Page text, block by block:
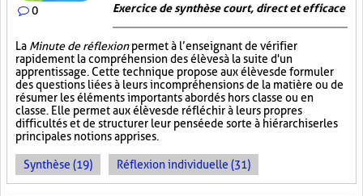
0 Exercice de synthèse court, direct et efficace
La Minute de réflexionpermet à l’enseignant de vérifier
rapidement la compréhension des élèves à la suite d'un
apprentissage. Cette technique propose aux élèves de formuler
des questions liées à leurs incompréhensions de la matière ou de
résumer les éléments importants abordés hors classe ou en
classe. Elle permet aux élèves de réfléchir à leurs propres
difficultés et de structurer leur pensée de sorte à hiérarchiser les
principales notions apprises.
Synthèse (19) Réflexion individuelle (31)